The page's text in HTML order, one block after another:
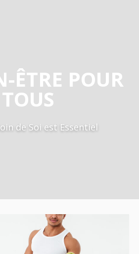
ÊTRE POUR
TOUS
de Soi est Essentiel